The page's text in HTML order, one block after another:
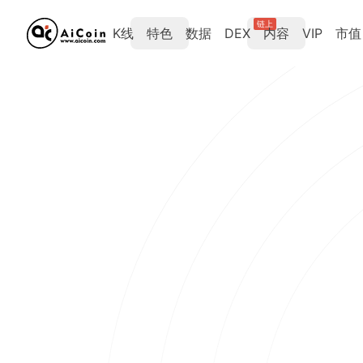
K线 特色 数据 DEX
链上
内容 VIP 市值